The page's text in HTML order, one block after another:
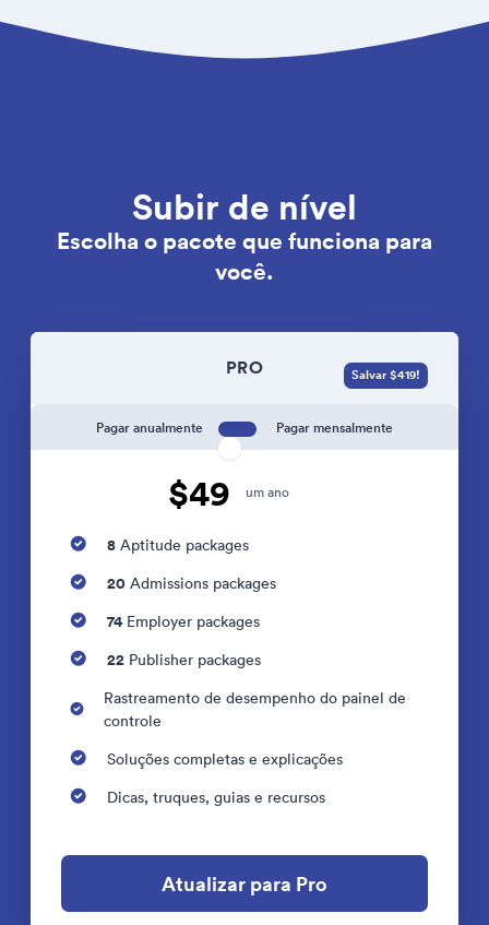
Subir de nível
Escolha o pacote que funciona para
você.
PRO
Pagar anualmente Pagar mensalmente
$49 um ano
Salvar $419!
8 Aptitude packages
20 Admissions packages
74Employer packages
22 Publisher packages
Rastreamento de desempenho do painel de
controle
Soluções completas e explicações
Dicas, truques, guias e recursos
Atualizar para Pro